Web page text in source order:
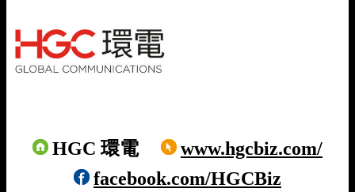
HGC 環電
www.hgcbiz.com/
facebook.com/HGCBiz